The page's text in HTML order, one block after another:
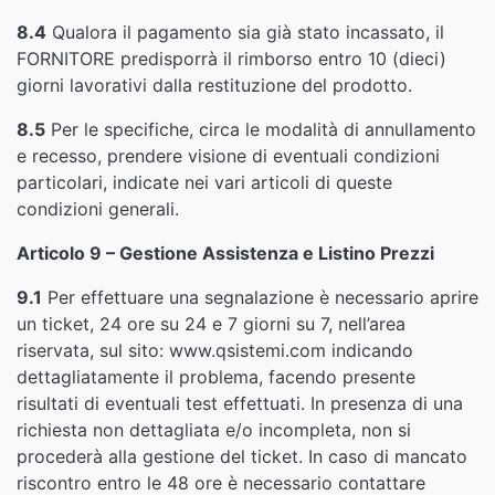
8.4 Qualora il pagamento sia già stato incassato, il
FORNITORE predisporrà il rimborso entro 10 (dieci)
giorni lavorativi dalla restituzione del prodotto.
8.5 Per le specifiche, circa le modalità di annullamento
e recesso, prendere visione di eventuali condizioni
particolari, indicate nei vari articoli di queste
condizioni generali.
Articolo 9 – Gestione Assistenza e Listino Prezzi
9.1 Per effettuare una segnalazione è necessario aprire
un ticket, 24 ore su 24 e 7 giorni su 7, nell’area
riservata, sul sito: www.qsistemi.com indicando
dettagliatamente il problema, facendo presente
risultati di eventuali test effettuati. In presenza di una
richiesta non dettagliata e/o incompleta, non si
procederà alla gestione del ticket. In caso di mancato
riscontro entro le 48 ore è necessario contattare